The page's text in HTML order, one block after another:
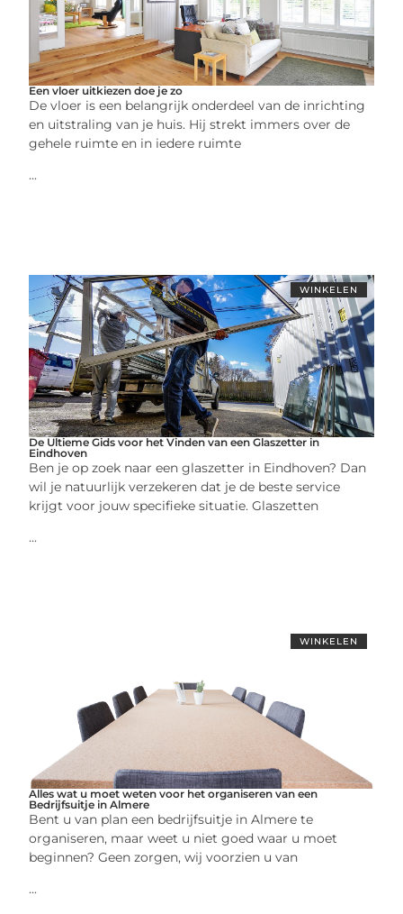
Een vloer uitkiezen doe je zo
De vloer is een belangrijk onderdeel van de inrichting
en uitstraling van je huis. Hij strekt immers over de
gehele ruimte en in iedere ruimte
...
WINKELEN
De Ultieme Gids voor het Vinden van een Glaszetter in
Eindhoven
Ben je op zoek naar een glaszetter in Eindhoven? Dan
wil je natuurlijk verzekeren dat je de beste service
krijgt voor jouw specifieke situatie. Glaszetten
...
WINKELEN
Alles wat u moet weten voor het organiseren van een
Bedrijfsuitje in Almere
Bent u van plan een bedrijfsuitje in Almere te
organiseren, maar weet u niet goed waar u moet
beginnen? Geen zorgen, wij voorzien u van
...